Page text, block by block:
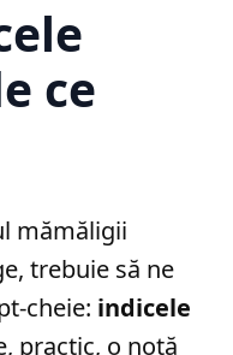
ce
mămăligii
trebuie să ne
cheie: indicele
practic, o notă